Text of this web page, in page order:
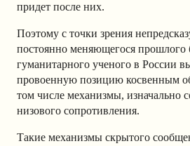
придет после них.
Поэтому с точки зрения
постоянно меняющегося прошлого
гуманитарного ученого в России
провоенную позицию косвенным
том числе механизмы, изначально
низового сопротивления.
Такие механизмы скрытого